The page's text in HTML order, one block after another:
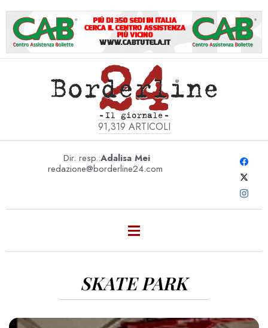
91,319 ARTICOLI
Dir. resp.:Adalisa Mei
redazione@borderline24.com
SKATE PARK